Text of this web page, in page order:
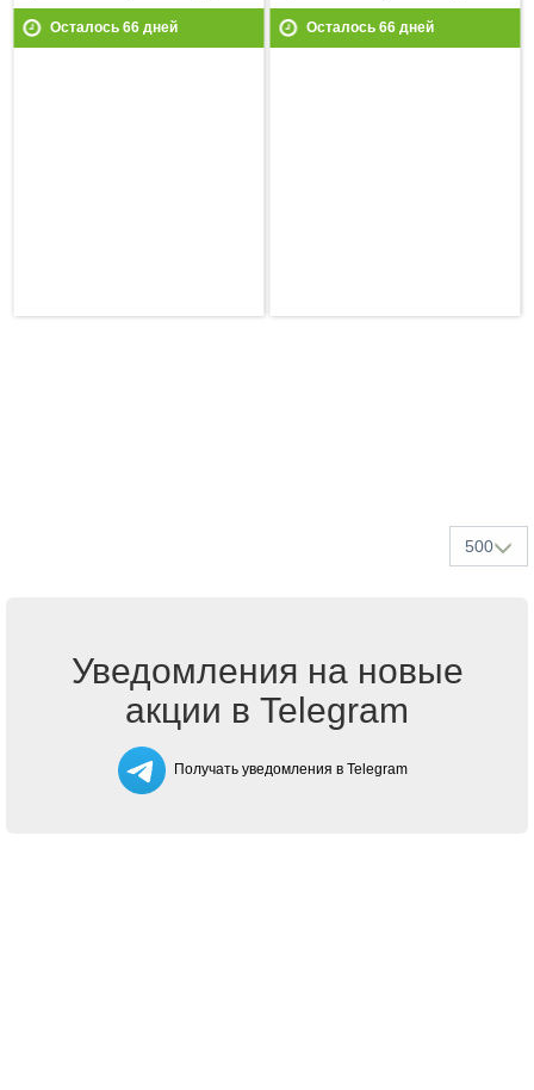
Осталось 66дней Осталось 66дней
500
Уведомления на новые
акции в Telegram
Получать уведомления в Telegram